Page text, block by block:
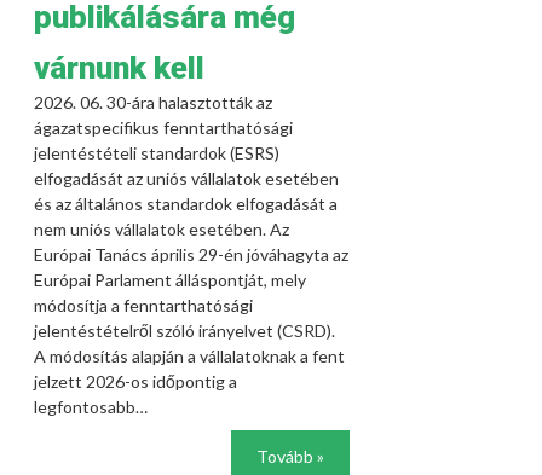
publikálására még
várnunk kell
2026. 06. 30-ára halasztották az
ágazatspecifikus fenntarthatósági
jelentéstételi standardok (ESRS)
elfogadását az uniós vállalatok esetében
és az általános standardok elfogadását a
nem uniós vállalatok esetében. Az
Európai Tanács április 29-én jóváhagyta az
Európai Parlament álláspontját, mely
módosítja a fenntarthatósági
jelentéstételről szóló irányelvet (CSRD).
A módosítás alapján a vállalatoknak a fent
jelzett 2026-os időpontig a
legfontosabb…
Tovább »